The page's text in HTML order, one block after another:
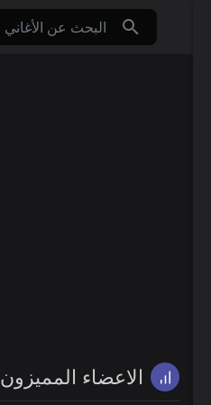
الاعضاء المميزون